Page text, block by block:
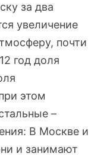
за два
увеличение
почти
год доля
этом
–
В Москве и
и занимают